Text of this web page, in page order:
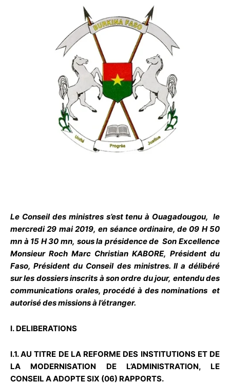
Le Conseil des ministres s’est tenu à Ouagadougou, le
mercredi 29 mai 2019, en séance ordinaire, de 09 H 50
mn à 15 H 30 mn, sous la présidence de Son Excellence
Monsieur Roch Marc Christian KABORE, Président du
Faso, Président du Conseil des ministres. Il a délibéré
sur les dossiers inscrits à son ordre du jour, entendu des
communications orales, procédé à des nominations et
autorisé des missions à l’étranger.
I. DELIBERATIONS
I.1. AU TITRE DE LA REFORME DES INSTITUTIONS ET DE
LA MODERNISATION DE L’ADMINISTRATION, LE
CONSEIL A ADOPTE SIX (06) RAPPORTS.